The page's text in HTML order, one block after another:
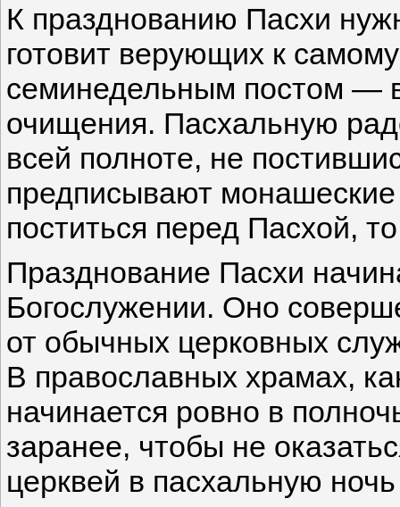
К празднованию Пасхи
готовит верующих к
семинедельным постом —
очищения. Пасхальную
всей полноте, не
предписывают
поститься перед Пасхой,
Празднование Пасхи
Богослужении. Оно
от обычных церковных
В православных храмах,
начинается ровно в
заранее, чтобы не
церквей в пасхальную